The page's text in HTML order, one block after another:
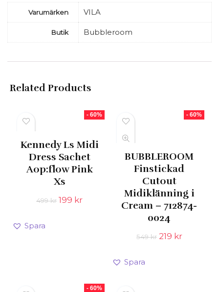
Varumärken VILA
Butik Bubbleroom
Related Products
- 60%
Kennedy Ls Midi
Dress Sachet
Aop:flow Pink
Xs
499kr Det
199 krDet
nuvarande
Spara
- 60%
BUBBLEROOM
Finstickad
Cutout
Midiklänning i
Cream – 712874-
0024
549kr Det
219 krDet
Spara
- 60%